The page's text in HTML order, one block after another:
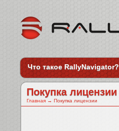
Что такое RallyNavigator?
Покупка лицензии
Главная → Покупка лицензии